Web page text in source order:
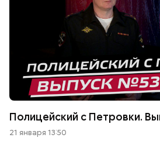
Полицейский с Петровки.
21 января 13:50